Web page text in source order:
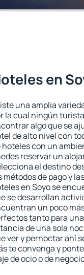
en
una amplia
la cual ningún
algo que se
de alto nivel con
hoteles con un
reservar un
el destino
métodos de pago y
en Soyo se
se desarrollan
un poco
tanto para
de una sola
ver y pernoctar ahí
te convenga y
de ocio o de